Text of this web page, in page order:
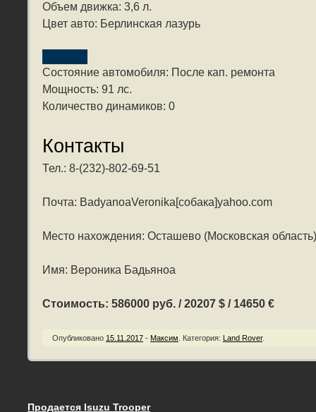
Объем движка: 3,6 л.
Цвет авто: Берлинская лазурь
Состояние автомобиля: После кап. ремонта
Мощность: 91 лс.
Количество динамиков: 0
Контакты
Тел.: 8-(232)-802-69-51
Почта: BadyanoaVeronika[собака]yahoo.com
Место нахождения: Осташево (Московская область)
Имя: Вероника Бадьяноа
Стоимость: 586000 руб. / 20207 $ / 14650 €
Опубликовано 15.11.2017 - Максим Категория: Land Rover.
Продается Isuzu Trooper